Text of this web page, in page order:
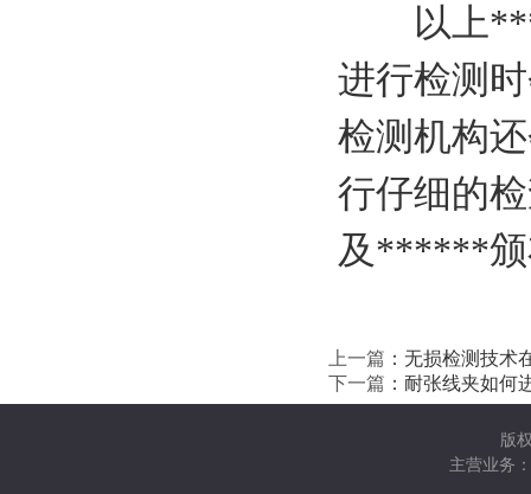
以上***
进行检测
检测机构
行仔细的
及******颁
上一篇 ： 无损检测技术
下一篇 ： 耐张线夹如何
版
主营业务